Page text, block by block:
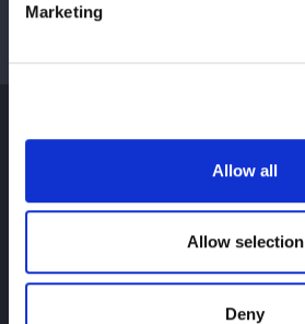
Marketing
Allow all
Allow selection
Deny
ATAS berita jadwal